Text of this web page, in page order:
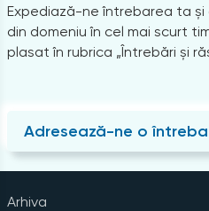
Expediază-ne întrebarea ta
din domeniu în cel mai scurt
plasat în rubrica „Întrebări și
Adresează-ne o
Arhiva